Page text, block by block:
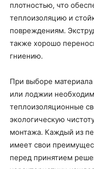
плотностью, что
теплоизоляцию и
повреждениям.
также хорошо
гниению.
При выборе
или лоджии
теплоизоляционные
экологическую
монтажа. Каждый из
имеет свои
перед принятием